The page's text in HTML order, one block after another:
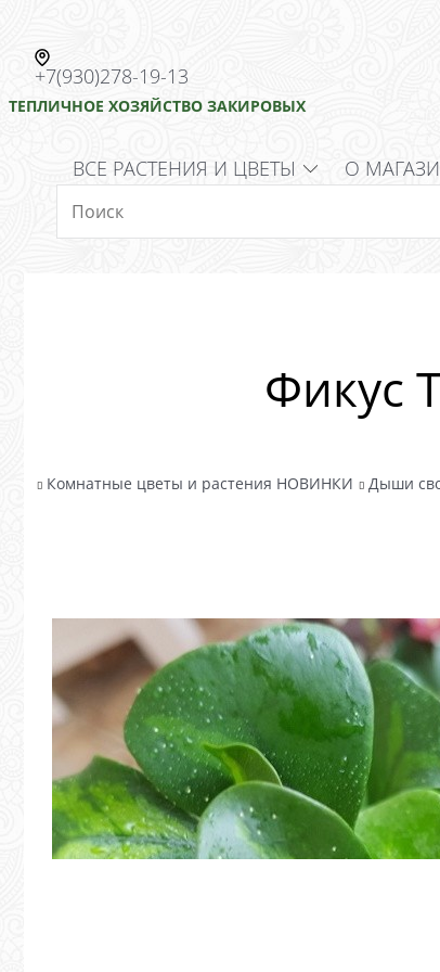
+7(930)278-19-13
ТЕПЛИЧНОЕ ХОЗЯЙСТВО ЗАКИРОВЫХ
ВСЕ РАСТЕНИЯ И ЦВЕТЫ О
Фикус
Комнатные цветы и растения НОВИНКИ Дыши